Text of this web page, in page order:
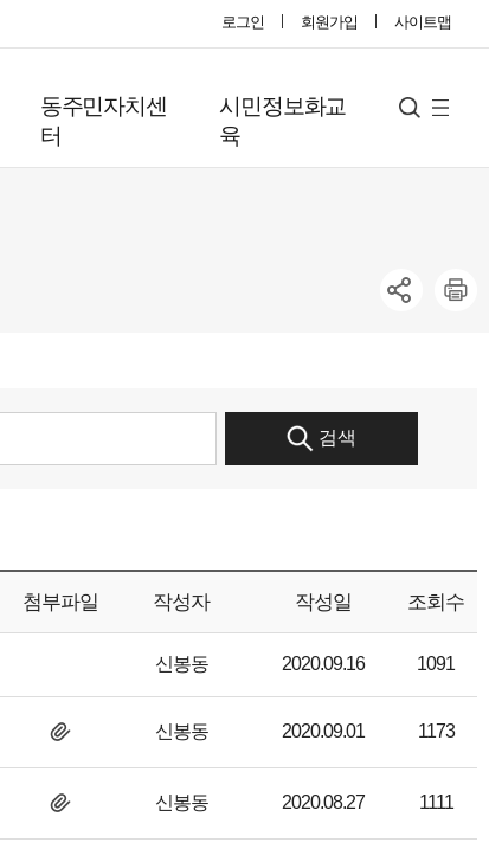
로그인 회원가입 사이트맵
동주민자치센
터
시민정보화교
육
검
사
트
검색
첨부파일 작성자 작성일 조회수
신봉동 2020.09.16 1091
신봉동 2020.09.01 1173
신봉동 2020.08.27 1111